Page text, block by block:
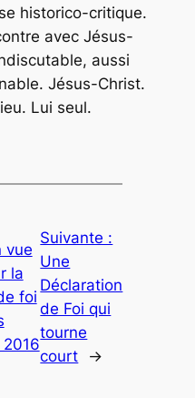
historico-critique.
avec Jésus-
aussi
Jésus-Christ.
Lui seul.
vue
la
foi
Suivante :
Une
Déclaration
de Foi qui
tourne
court
→